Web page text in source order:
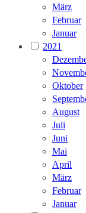
März
Februar
Januar
2021
Oktober
August
Juli
Juni
Mai
April
März
Februar
Januar